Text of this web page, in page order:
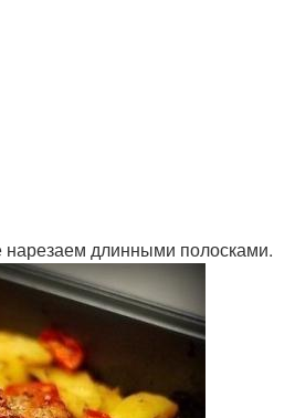
длинными полосками.